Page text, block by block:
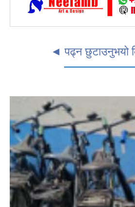
◄ पढ्न छुटाउनुभयो